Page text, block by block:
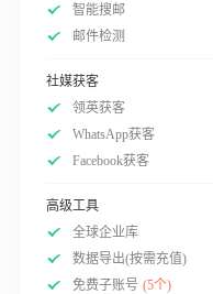
智能搜邮
邮件检测
社媒获客
领英获客
WhatsApp获客
Facebook获客
高级工具
全球企业库
数据导出(按需充值)
免费子账号 (5个)